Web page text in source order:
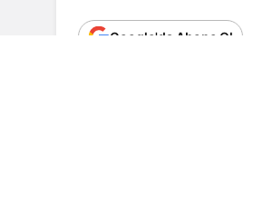
Google'da Abone Ol